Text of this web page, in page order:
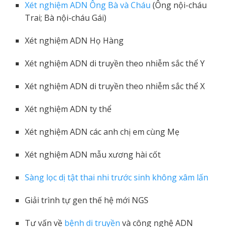
Xét nghiệm ADN Ông Bà và Cháu (Ông nội-cháu
Trai; Bà nội-cháu Gái)
Xét nghiệm ADN Họ Hàng
Xét nghiệm ADN di truyền theo nhiễm sắc thể Y
Xét nghiệm ADN di truyền theo nhiễm sắc thể X
Xét nghiệm ADN ty thể
Xét nghiệm ADN các anh chị em cùng Mẹ
Xét nghiệm ADN mẫu xương hài cốt
Sàng lọc dị tật thai nhi trước sinh không xâm lấn
Giải trình tự gen thế hệ mới NGS
Tư vấn về bệnh di truyền và công nghệ ADN